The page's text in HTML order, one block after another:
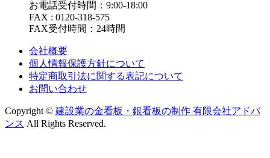
お電話受付時間：9:00-18:00
FAX : 0120-318-575
FAX受付時間：24時間
会社概要
個人情報保護方針について
特定商取引法に関する表記について
お問い合わせ
Copyright © 建設業の金看板・銀看板の制作 有限会社アドバ
ンス All Rights Reserved.